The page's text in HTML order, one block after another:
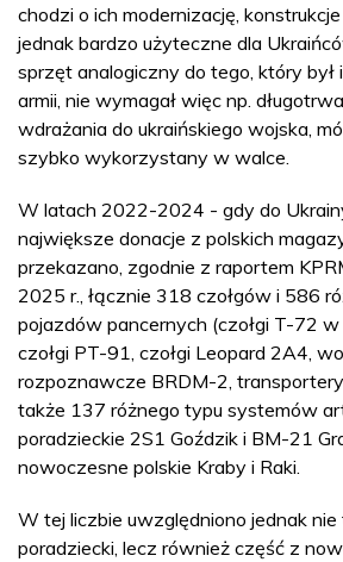
chodzi o ich modernizację,
jednak bardzo użyteczne dla
sprzęt analogiczny do tego, który
armii, nie wymagał więc np.
wdrażania do ukraińskiego wojska,
szybko wykorzystany w walce.
W latach 2022-2024 - gdy do
największe donacje z polskich
przekazano, zgodnie z raportem
2025 r., łącznie 318 czołgów i 586
pojazdów pancernych (czołgi T-72 w
czołgi PT-91, czołgi Leopard 2A4,
rozpoznawcze BRDM-2, transportery
także 137 różnego typu systemów
poradzieckie 2S1 Goździk i BM-21
nowoczesne polskie Kraby i Raki.
W tej liczbie uwzględniono jednak
poradziecki, lecz również część z